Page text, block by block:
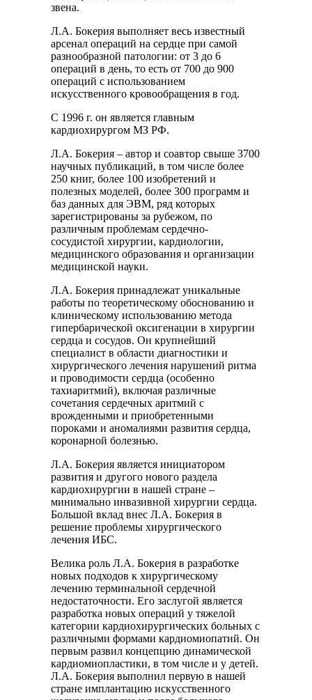
звена.
Л.А. Бокерия выполняет весь известный
арсенал операций на сердце при самой
разнообразной патологии: от 3 до 6
операций в день, то есть от 700 до 900
операций с использованием
искусственного кровообращения в год.
С 1996 г. он является главным
кардиохирургом МЗ РФ.
Л.А. Бокерия – автор и соавтор свыше 3700
научных публикаций, в том числе более
250 книг, более 100 изобретений и
полезных моделей, более 300 программ и
баз данных для ЭВМ, ряд которых
зарегистрированы за рубежом, по
различным проблемам сердечно-
сосудистой хирургии, кардиологии,
медицинского образования и организации
медицинской науки.
Л.А. Бокерия принадлежат уникальные
работы по теоретическому обоснованию и
клиническому использованию метода
гипербарической оксигенации в хирургии
сердца и сосудов. Он крупнейший
специалист в области диагностики и
хирургического лечения нарушений ритма
и проводимости сердца (особенно
тахиаритмий), включая различные
сочетания сердечных аритмий с
врожденными и приобретенными
пороками и аномалиями развития сердца,
коронарной болезнью.
Л.А. Бокерия является инициатором
развития и другого нового раздела
кардиохирургии в нашей стране –
минимально инвазивной хирургии сердца.
Большой вклад внес Л.А. Бокерия в
решение проблемы хирургического
лечения ИБС.
Велика роль Л.А. Бокерия в разработке
новых подходов к хирургическому
лечению терминальной сердечной
недостаточности. Его заслугой является
разработка новых операций у тяжелой
категории кардиохирургических больных с
различными формами кардиомиопатий. Он
первым развил концепцию динамической
кардиомиопластики, в том числе и у детей.
Л.А. Бокерия выполнил первую в нашей
стране имплантацию искусственного